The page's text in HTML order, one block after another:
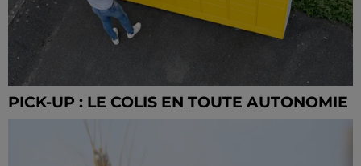
PICK-UP : LE COLIS EN TOUTE AUTONOMIE